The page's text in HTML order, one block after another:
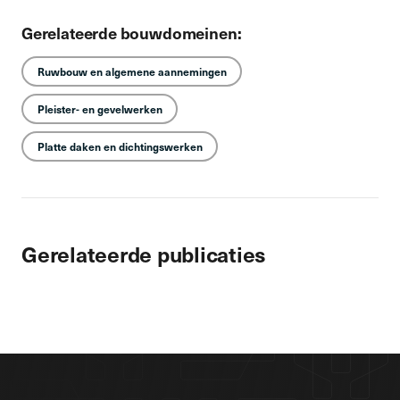
Gerelateerde bouwdomeinen:
Ruwbouw en algemene aannemingen
Pleister- en gevelwerken
Platte daken en dichtingswerken
Gerelateerde publicaties